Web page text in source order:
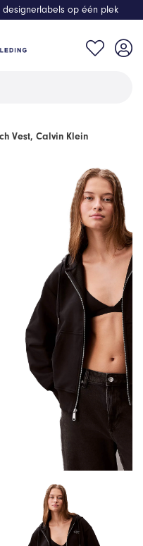
designerlabels op één plek
Vest, Calvin Klein